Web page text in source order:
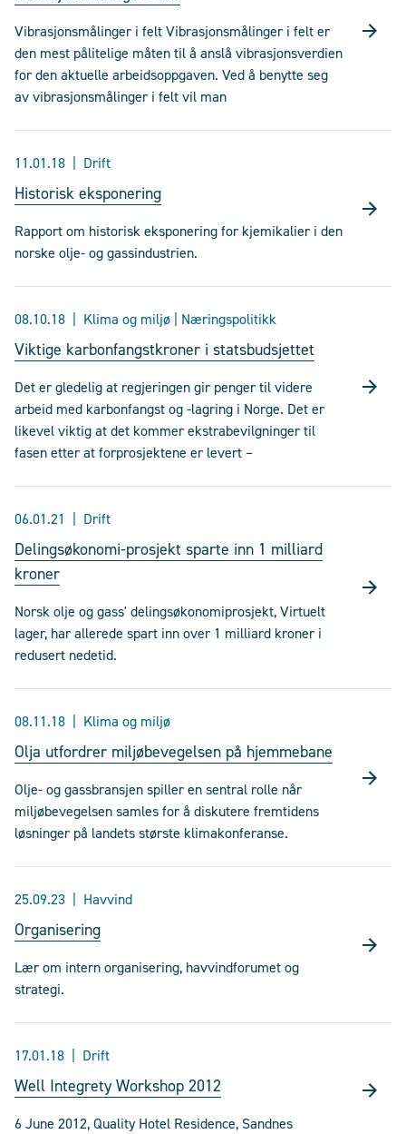
Vibrasjonsmålinger i felt Vibrasjonsmålinger i felt er
den mest pålitelige måten til å anslå vibrasjonsverdien
for den aktuelle arbeidsoppgaven. Ved å benytte seg
av vibrasjonsmålinger i felt vil man
11.01.18 Drift
Historisk eksponering
Rapport om historisk eksponering for kjemikalier i den
norske olje- og gassindustrien.
08.10.18 Klima og miljø | Næringspolitikk
Viktige karbonfangstkroner i statsbudsjettet
Det er gledelig at regjeringen gir penger til videre
arbeid med karbonfangst og -lagring i Norge. Det er
likevel viktig at det kommer ekstrabevilgninger til
fasen etter at forprosjektene er levert –
06.01.21 Drift
Delingsøkonomi-prosjekt sparte inn 1 milliard
kroner
Norsk olje og gass' delingsøkonomiprosjekt, Virtuelt
lager, har allerede spart inn over 1 milliard kroner i
redusert nedetid.
08.11.18 Klima og miljø
Olja utfordrer miljøbevegelsen på hjemmebane
Olje- og gassbransjen spiller en sentral rolle når
miljøbevegelsen samles for å diskutere fremtidens
løsninger på landets største klimakonferanse.
25.09.23 Havvind
Organisering
Lær om intern organisering, havvindforumet og
strategi.
17.01.18 Drift
Well Integrety Workshop 2012
6 June 2012, Quality Hotel Residence, Sandnes